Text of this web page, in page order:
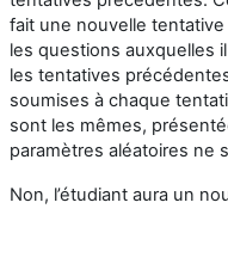
fait une nouvelle
les questions auxquelles
les tentatives
soumises à chaque
sont les mêmes,
paramètres aléatoires ne
Non, l’étudiant aura un